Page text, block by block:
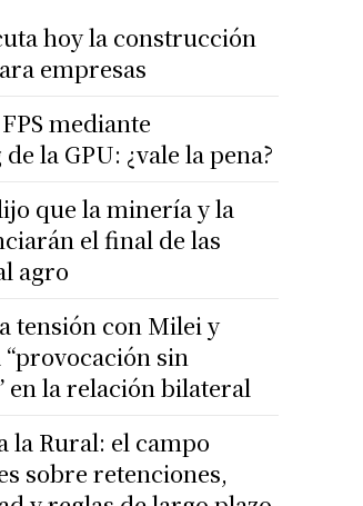
hoy la construcción
empresas
mediante
la GPU: ¿vale la pena?
que la minería y la
el final de las
agro
tensión con Milei y
sin
en la relación bilateral
la Rural: el campo
sobre retenciones,